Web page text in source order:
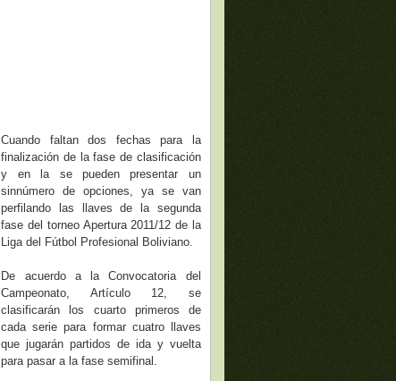
Cuando faltan dos fechas para la
finalización de la fase de clasificación
y en la se pueden presentar un
sinnúmero de opciones, ya se van
perfilando las llaves de la segunda
fase del torneo Apertura 2011/12 de la
Liga del Fútbol Profesional Boliviano.
De acuerdo a la Convocatoria del
Campeonato, Artículo 12, se
clasificarán los cuarto primeros de
cada serie para formar cuatro llaves
que jugarán partidos de ida y vuelta
para pasar a la fase semifinal.